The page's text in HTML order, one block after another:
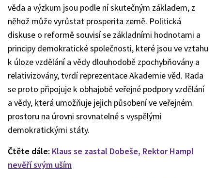
věda a výzkum jsou podle ní skutečným základem, z
něhož může vyrůstat prosperita země. Politická
diskuse o reformě souvisí se základními hodnotami a
principy demokratické společnosti, které jsou ve vztahu
k úloze vzdělání a vědy dlouhodobě zpochybňovány a
relativizovány, tvrdí reprezentace Akademie věd. Rada
se proto připojuje k obhajobě veřejné podpory vzdělání
a vědy, která umožňuje jejich působení ve veřejném
prostoru na úrovni srovnatelné s vyspělými
demokratickými státy.
Čtěte dále: Klaus se zastal Dobeše, Rektor Hampl
nevěří svým uším